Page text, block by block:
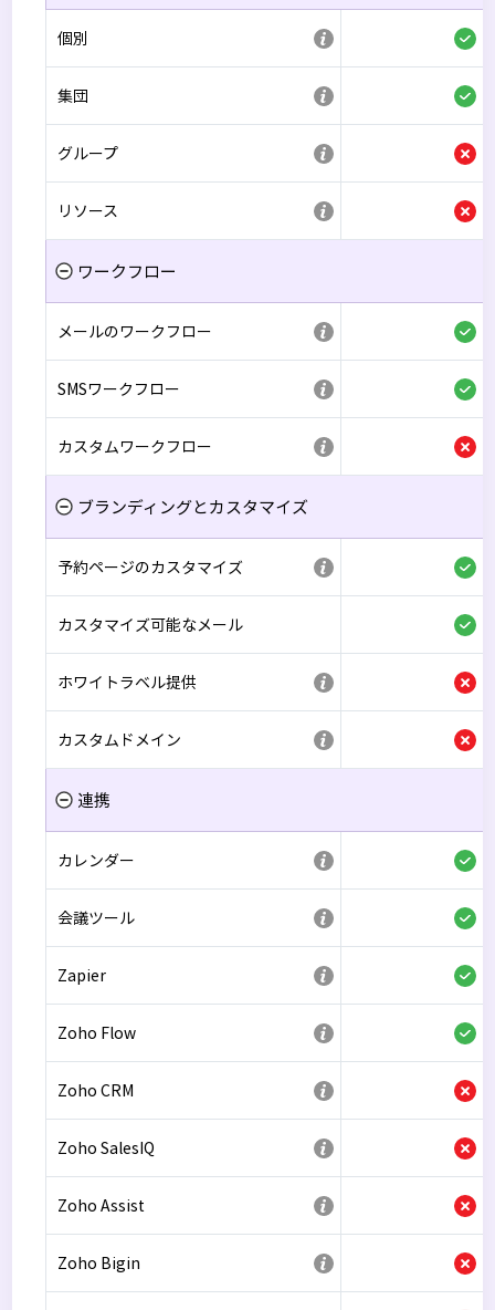
個別
集団
グループ
リソース
ワークフロー
メールのワークフロー
SMSワークフロー
カスタムワークフロー
ブランディングとカスタマイズ
予約ページのカスタマイズ
カスタマイズ可能なメール
ホワイトラベル提供
カスタムドメイン
連携
カレンダー
会議ツール
Zapier
Zoho Flow
Zoho CRM
Zoho SalesIQ
Zoho Assist
Zoho Bigin